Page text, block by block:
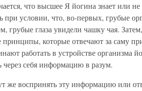
что высшее Я йогина знает или
при условии, что, во-первых, грубые
грубые глаза увидели чашку чая.
принципы, которые отвечают за саму
работать в устройстве организма
через себя информацию в разум.
же воспринять эту информацию или